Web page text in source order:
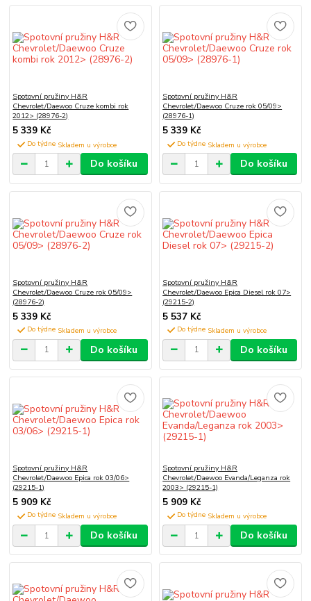
Spotovní pružiny H&R
Chevrolet/Daewoo Cruze kombi rok
2012> (28976-2)
5 339 Kč
Do týdne
Do košíku
Spotovní pružiny H&R
Chevrolet/Daewoo Cruze rok 05/09>
(28976-1)
5 339 Kč
Do týdne
Do košíku
Spotovní pružiny H&R
Chevrolet/Daewoo Cruze rok 05/09>
(28976-2)
5 339 Kč
Do týdne
Do košíku
Spotovní pružiny H&R
Chevrolet/Daewoo Epica Diesel rok 07>
(29215-2)
5 537 Kč
Do týdne
Do košíku
Spotovní pružiny H&R
Chevrolet/Daewoo Epica rok 03/06>
(29215-1)
5 909 Kč
Do týdne
Do košíku
Spotovní pružiny H&R
Chevrolet/Daewoo Evanda/Leganza rok
2003> (29215-1)
5 909 Kč
Do týdne
Do košíku